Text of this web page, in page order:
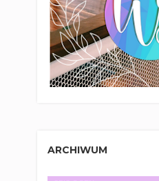
ARCHIWUM